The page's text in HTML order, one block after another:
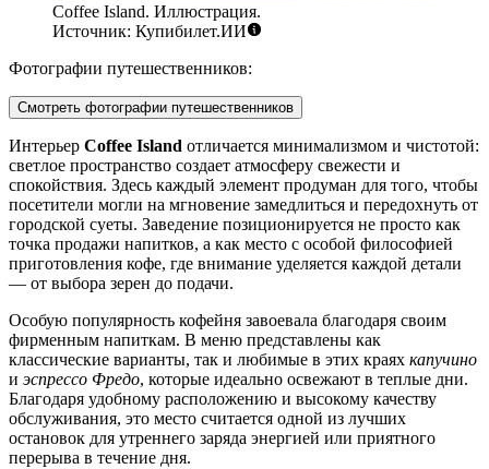
Coffee Island. Иллюстрация.
Источник: Купибилет.ИИ
Фотографии путешественников:
Смотреть фотографии путешественников
Интерьер Coffee Island отличается минимализмом и чистотой:
светлое пространство создает атмосферу свежести и
спокойствия. Здесь каждый элемент продуман для того, чтобы
посетители могли на мгновение замедлиться и передохнуть от
городской суеты. Заведение позиционируется не просто как
точка продажи напитков, а как место с особой философией
приготовления кофе, где внимание уделяется каждой детали
— от выбора зерен до подачи.
Особую популярность кофейня завоевала благодаря своим
фирменным напиткам. В меню представлены как
классические варианты, так и любимые в этих краях капучино
и эспрессо Фредо, которые идеально освежают в теплые дни.
Благодаря удобному расположению и высокому качеству
обслуживания, это место считается одной из лучших
остановок для утреннего заряда энергией или приятного
перерыва в течение дня.